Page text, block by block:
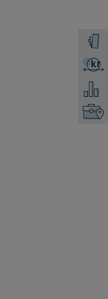
Få en
kr
Få et
Legg
Finn